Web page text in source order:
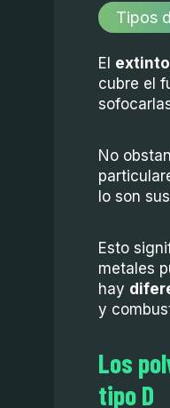
Tipos
El
cubre el
No
lo son
Esto
metales
hay
y
Los
tipo D